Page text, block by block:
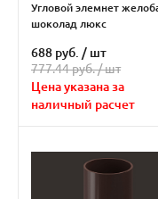
Угловой элемнет
шоколад люкс
688 руб. / шт
777.44 руб. /шт
Цена указана за
наличный расчет